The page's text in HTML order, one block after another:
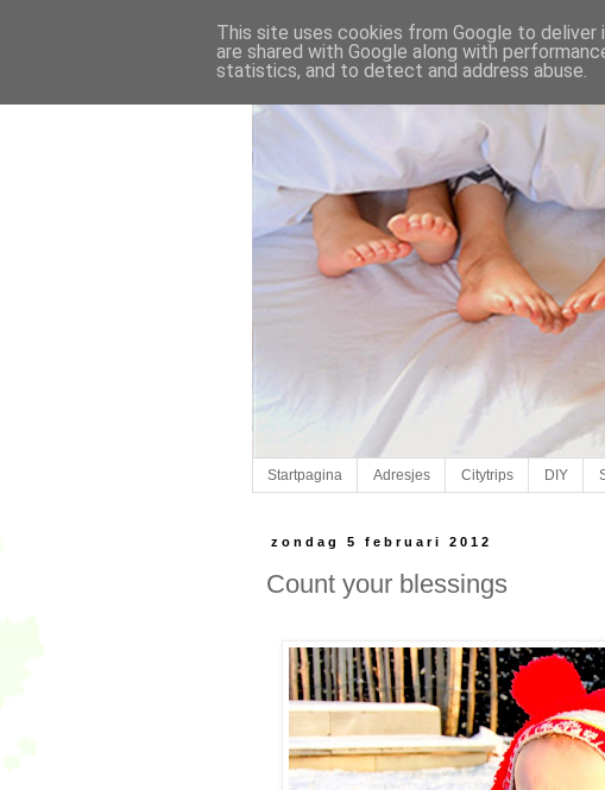
Startpagina Adresjes Citytrips DIY
zondag 5 februari 2012
Count your blessings
This site uses cookies from Google to
are shared with Google along with
statistics, and to detect and address abuse.